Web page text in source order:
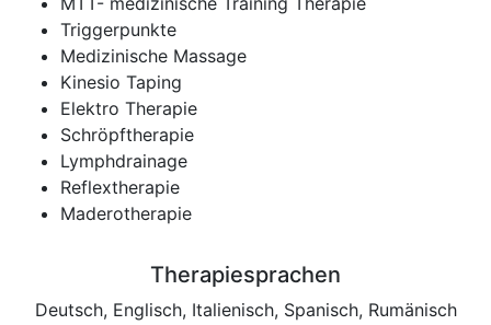
Triggerpunkte
Medizinische Massage
Kinesio Taping
Elektro Therapie
Schröpftherapie
Lymphdrainage
Reflextherapie
Maderotherapie
Therapiesprachen
Deutsch, Englisch, Italienisch, Spanisch, Rumänisch